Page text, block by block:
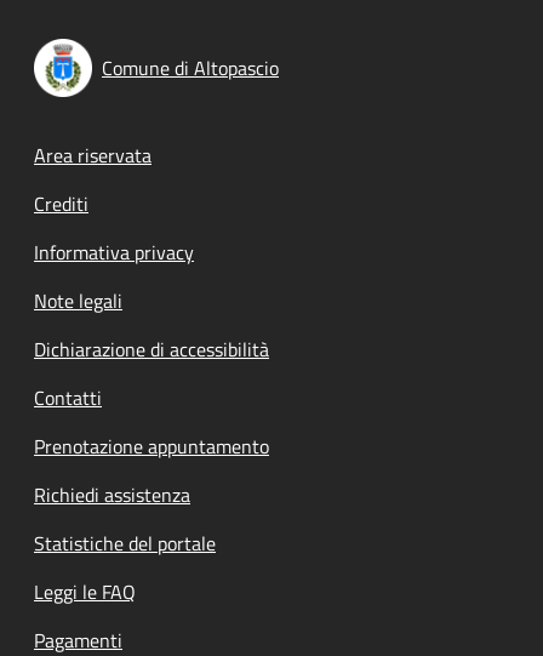
Comune di Altopascio
Footer menu
Area riservata
Crediti
Informativa privacy
Note legali
Dichiarazione di accessibilità
Contatti
Prenotazione appuntamento
Richiedi assistenza
Statistiche del portale
Leggi le FAQ
Pagamenti